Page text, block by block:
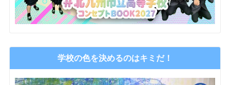
学校の色を決めるのはキミだ！